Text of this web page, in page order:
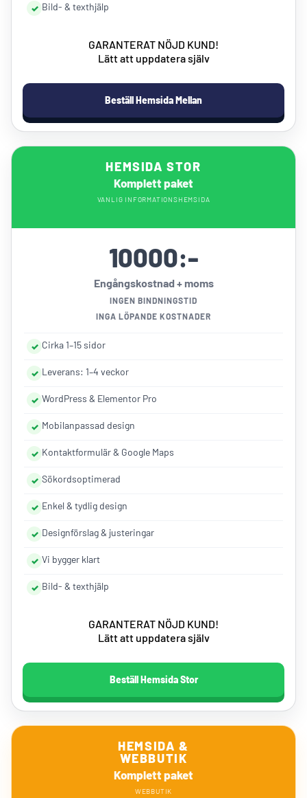
Bild- & texthjälp
GARANTERAT NÖJD KUND!
Lätt att uppdatera själv
Beställ Hemsida Mellan
HEMSIDA STOR
Komplett paket
VANLIG INFORMATIONSHEMSIDA
10000:-
Engångskostnad + moms
INGEN BINDNINGSTID
INGA LÖPANDE KOSTNADER
Cirka 1–15 sidor
Leverans: 1–4 veckor
WordPress & Elementor Pro
Mobilanpassad design
Kontaktformulär & Google Maps
Sökordsoptimerad
Enkel & tydlig design
Designförslag & justeringar
Vi bygger klart
Bild- & texthjälp
GARANTERAT NÖJD KUND!
Lätt att uppdatera själv
Beställ Hemsida Stor
HEMSIDA &
WEBBUTIK
Komplett paket
WEBBUTIK